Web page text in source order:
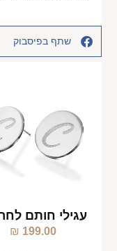
שתף בפיסבוק
עגילי חותם
199.00
₪